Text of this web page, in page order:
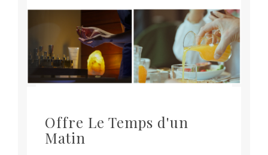
Offre Le Temps d'un
Matin